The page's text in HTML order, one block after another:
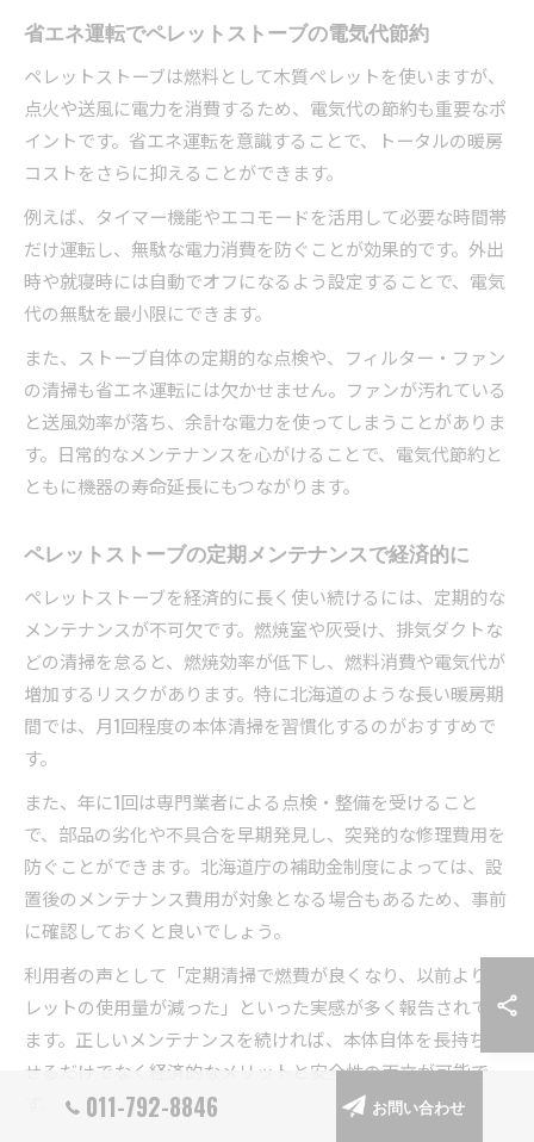
省エネ運転でペレットストーブの電気代節約
ペレットストーブは燃料として木質ペレットを使いますが、
点火や送風に電力を消費するため、電気代の節約も重要なポ
イントです。省エネ運転を意識することで、トータルの暖房
コストをさらに抑えることができます。
例えば、タイマー機能やエコモードを活用して必要な時間帯
だけ運転し、無駄な電力消費を防ぐことが効果的です。外出
時や就寝時には自動でオフになるよう設定することで、電気
代の無駄を最小限にできます。
また、ストーブ自体の定期的な点検や、フィルター・ファン
の清掃も省エネ運転には欠かせません。ファンが汚れている
と送風効率が落ち、余計な電力を使ってしまうことがありま
す。日常的なメンテナンスを心がけることで、電気代節約と
ともに機器の寿命延長にもつながります。
ペレットストーブの定期メンテナンスで経済的に
ペレットストーブを経済的に長く使い続けるには、定期的な
メンテナンスが不可欠です。燃焼室や灰受け、排気ダクトな
どの清掃を怠ると、燃焼効率が低下し、燃料消費や電気代が
増加するリスクがあります。特に北海道のような長い暖房期
間では、月1回程度の本体清掃を習慣化するのがおすすめで
す。
また、年に1回は専門業者による点検・整備を受けること
で、部品の劣化や不具合を早期発見し、突発的な修理費用を
防ぐことができます。北海道庁の補助金制度によっては、設
置後のメンテナンス費用が対象となる場合もあるため、事前
に確認しておくと良いでしょう。
利用者の声として「定期清掃で燃費が良くなり、以前よりペ
レットの使用量が減った」といった実感が多く報告されてい
ます。正しいメンテナンスを続ければ、本体自体を長持ちさ
せるだけでなく経済的なメリットと安全性の両立が可能で
011-792-8846 お問い合わせ